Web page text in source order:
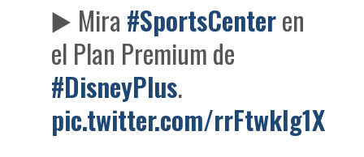
▶️ Mira#SportsCenteren
el Plan Premium de
#DisneyPlus.
pic.twitter.com/rrFtwklg1X